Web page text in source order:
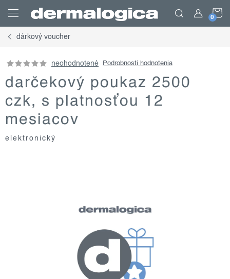
obsah
dárkový voucher
neohodnotené Podrobnosti hodnotenia
darčekový poukaz 2500
czk, s platnosťou 12
mesiacov
elektronický